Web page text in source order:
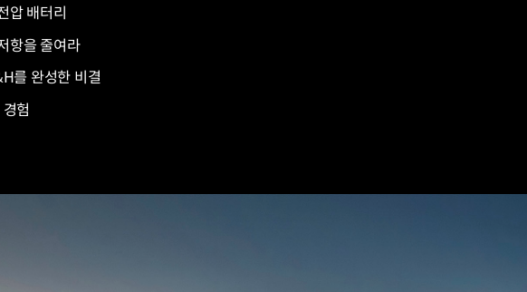
압 배터리
항을 줄여라
를 완성한 비결
험